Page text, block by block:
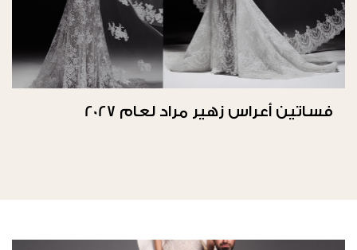
فساتين أعراس زهير مراد لعام 2027